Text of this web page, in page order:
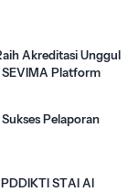
Akreditasi Unggul
Platform
Pelaporan
STAI Al